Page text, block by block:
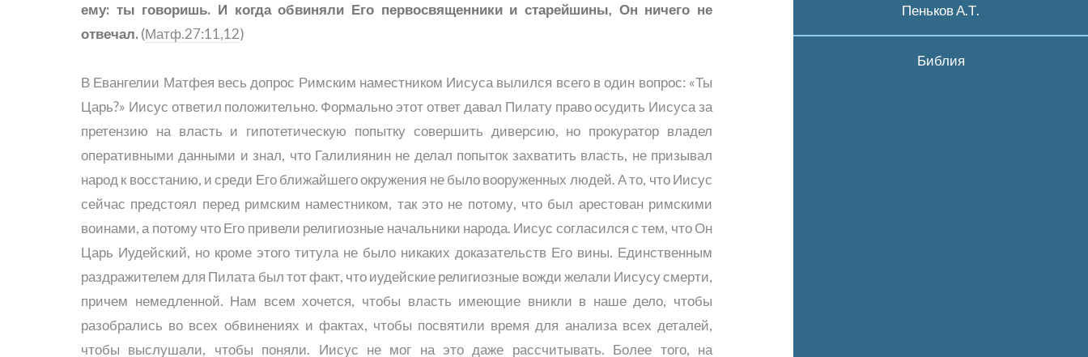
Пеньков А.Т.
Библия
ему: ты говоришь. И когда обвиняли Его первосвященники и старейшины, Он ничего не
отвечал. (Матф.27:11,12)
В Евангелии Матфея весь допрос Римским наместником Иисуса вылился всего в один вопрос: «Ты
Царь?» Иисус ответил положительно. Формально этот ответ давал Пилату право осудить Иисуса за
претензию на власть и гипотетическую попытку совершить диверсию, но прокуратор владел
оперативными данными и знал, что Галилиянин не делал попыток захватить власть, не призывал
народ к восстанию, и среди Его ближайшего окружения не было вооруженных людей. А то, что Иисус
сейчас предстоял перед римским наместником, так это не потому, что был арестован римскими
воинами, а потому что Его привели религиозные начальники народа. Иисус согласился с тем, что Он
Царь Иудейский, но кроме этого титула не было никаких доказательств Его вины. Единственным
раздражителем для Пилата был тот факт, что иудейские религиозные вожди желали Иисусу смерти,
причем немедленной. Нам всем хочется, чтобы власть имеющие вникли в наше дело, чтобы
разобрались во всех обвинениях и фактах, чтобы посвятили время для анализа всех деталей,
чтобы выслушали, чтобы поняли. Иисус не мог на это даже рассчитывать. Более того, на